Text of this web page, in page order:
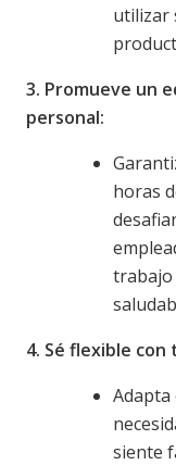
utilizar
3. Promueve un
personal:
horas
trabajo
4. Sé flexible con
siente